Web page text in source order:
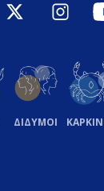
ΔΙΔΥΜΟΙ